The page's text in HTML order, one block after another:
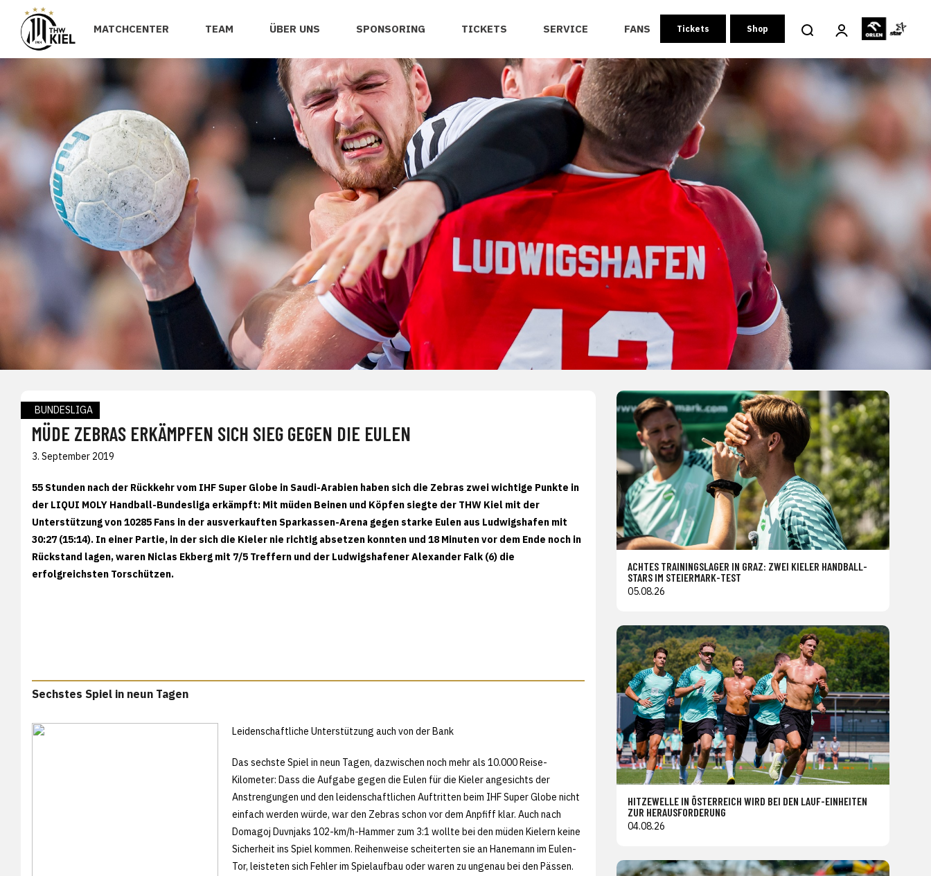
MATCHCENTER TEAM ÜBER UNS SPONSORING TICKETS SERVICE FANS Tickets Shop
BUNDESLIGA
MÜDE ZEBRAS ERKÄMPFEN SICH SIEG GEGEN DIE EULEN
3. September 2019
55 Stunden nach der Rückkehr vom IHF Super Globe in Saudi-Arabien haben sich die Zebras zwei wichtige Punkte in
der LIQUI MOLY Handball-Bundesliga erkämpft: Mit müden Beinen und Köpfen siegte der THW Kiel mit der
Unterstützung von 10285 Fans in der ausverkauften Sparkassen-Arena gegen starke Eulen aus Ludwigshafen mit
30:27 (15:14). In einer Partie, in der sich die Kieler nie richtig absetzen konnten und 18 Minuten vor dem Ende noch in
Rückstand lagen, waren Niclas Ekberg mit 7/5 Treffern und der Ludwigshafener Alexander Falk (6) die
erfolgreichsten Torschützen.
Sechstes Spiel in neun Tagen
Leidenschaftliche Unterstützung auch von der Bank
Das sechste Spiel in neun Tagen, dazwischen noch mehr als 10.000 Reise-
Kilometer: Dass die Aufgabe gegen die Eulen für die Kieler angesichts der
Anstrengungen und den leidenschaftlichen Auftritten beim IHF Super Globe nicht
einfach werden würde, war den Zebras schon vor dem Anpfiff klar. Auch nach
Domagoj Duvnjaks 102-km/h-Hammer zum 3:1 wollte bei den müden Kielern keine
Sicherheit ins Spiel kommen. Reihenweise scheiterten sie an Hanemann im Eulen-
Tor, leisteten sich Fehler im Spielaufbau oder waren zu ungenau bei den Pässen.
ACHTES TRAININGSLAGER IN GRAZ: ZWEI KIELER HANDBALL-
STARS IM STEIERMARK-TEST
05.08.26
HITZEWELLE IN ÖSTERREICH WIRD BEI DEN LAUF-EINHEITEN
ZUR HERAUSFORDERUNG
04.08.26